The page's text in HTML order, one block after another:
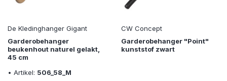
De Kledinghanger Gigant
Garderobehanger
beukenhout naturel gelakt,
45 cm
• Artikel: 506_58_M
CW Concept
Garderobehanger "Point"
kunststof zwart